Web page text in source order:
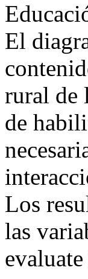
El
rural de
de
Los
las